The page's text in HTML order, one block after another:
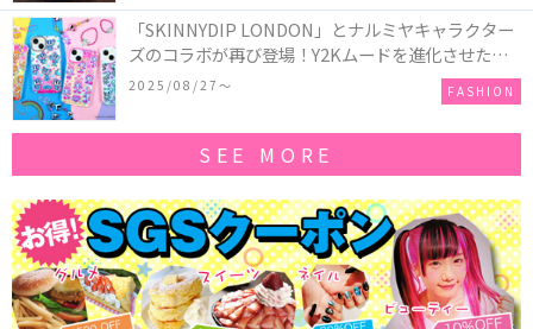
「SKINNYDIP LONDON」とナルミヤキャラクター
ズのコラボが再び登場！Y2Kムードを進化させた新
作コレクションを発売♪
2025/08/27〜 FASHION
SEE MORE